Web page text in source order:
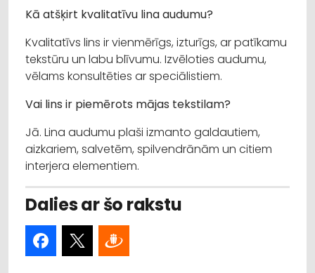
Kā atšķirt kvalitatīvu lina audumu?
Kvalitatīvs lins ir vienmērīgs, izturīgs, ar patīkamu
tekstūru un labu blīvumu. Izvēloties audumu,
vēlams konsultēties ar speciālistiem.
Vai lins ir piemērots mājas tekstilam?
Jā. Lina audumu plaši izmanto galdautiem,
aizkariem, salvetēm, spilvendrānām un citiem
interjera elementiem.
Dalies ar šo rakstu